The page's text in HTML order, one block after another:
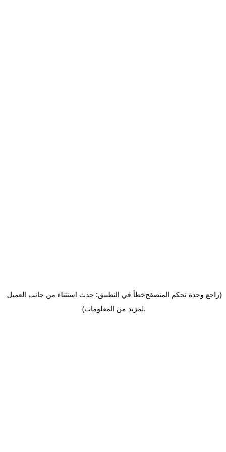
خطأ في التطبيق: حدث استثناء من جانب العميل(راجع وحدة تحكم المتصفح
لمزيد من المعلومات).